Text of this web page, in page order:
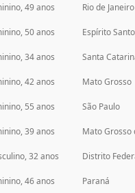
49 anos
Rio de Janeiro
50 anos
Espírito Santo
34 anos
Santa
42 anos
Mato Grosso
55 anos
São Paulo
39 anos
Mato Grosso
32 anos
Distrito
46 anos Paraná